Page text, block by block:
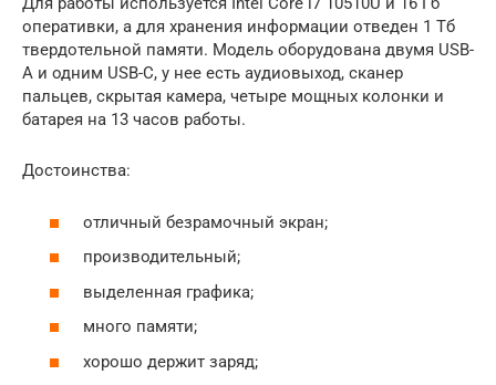
оперативки, а для хранения информации отведен 1 Тб
твердотельной памяти. Модель оборудована двумя USB-
A и одним USB-C, у нее есть аудиовыход, сканер
пальцев, скрытая камера, четыре мощных колонки и
батарея на 13 часов работы.
Достоинства:
отличный безрамочный экран;
производительный;
выделенная графика;
много памяти;
хорошо держит заряд;